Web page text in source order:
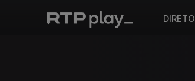
DIRETO